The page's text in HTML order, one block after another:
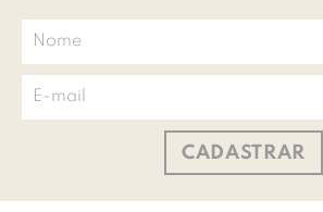
CADASTRAR